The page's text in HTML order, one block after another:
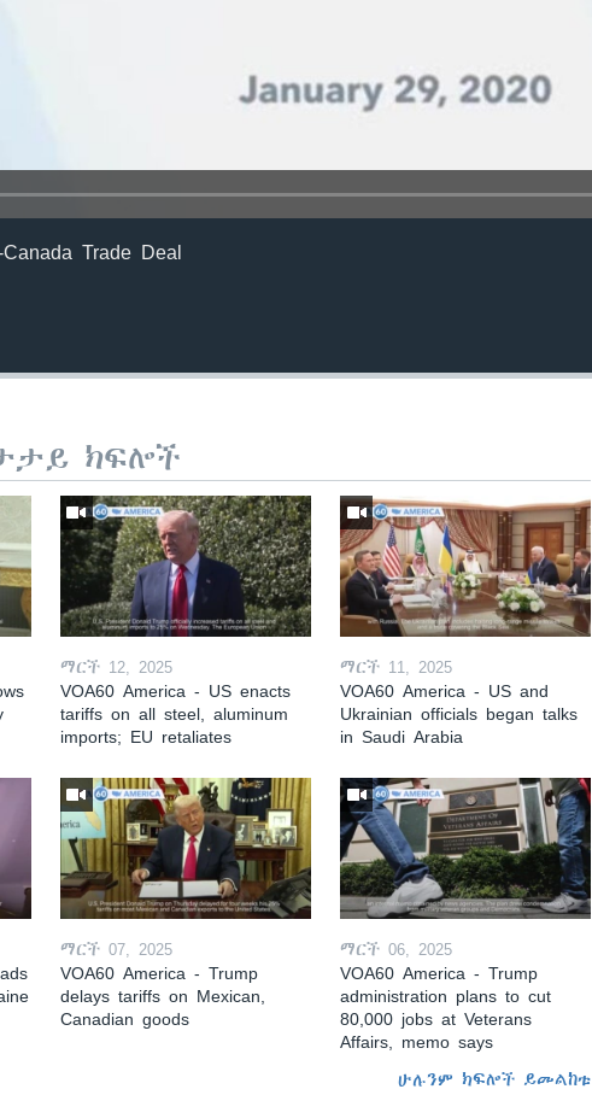
Trade Deal
ክፍሎች
ማርች 12, 2025
VOA60 America - US enacts
tariffs on all steel, aluminum
imports; EU retaliates
ማርች 11, 2025
VOA60 America - US and
Ukrainian officials began talks
in Saudi Arabia
ማርች 07, 2025
VOA60 America - Trump
delays tariffs on Mexican,
Canadian goods
ማርች 06, 2025
VOA60 America - Trump
administration plans to cut
80,000 jobs at Veterans
Affairs, memo says
ሁሉንም ክፍሎች ይመልከቱ